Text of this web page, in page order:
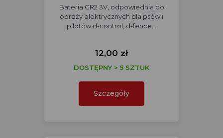
Bateria CR2 3V, odpowiednia do
obroży elektrycznych dla psów i
pilotów d-control, d-fence…
12,00 zł
DOSTĘPNY > 5 SZTUK
Szczegóły